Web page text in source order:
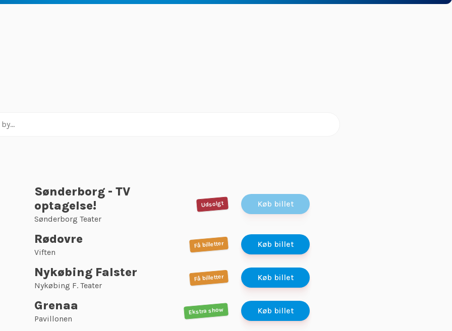
Sønderborg - TV
optagelse!
Sønderborg Teater
Udsolgt Køb billet
Rødovre
Viften
Få billetter Køb billet
Nykøbing Falster
Nykøbing F. Teater
Få billetter Køb billet
Grenaa
Pavillonen
Ekstra show Køb billet